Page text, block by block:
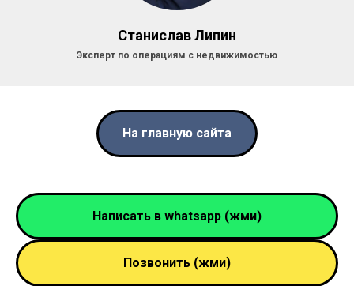
Станислав Липин
Эксперт по операциям с недвижимостью
На главную сайта
Написать в whatsapp (жми)
Позвонить (жми)